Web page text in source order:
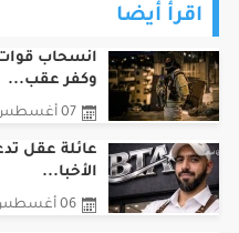
اقرأ أيضا
انسحاب قوات
وكفر عقب...
07 أغسطس، 2026 - 01:08am
عائلة عقل
الأخبا...
06 أغسطس، 2026 - 10:08pm